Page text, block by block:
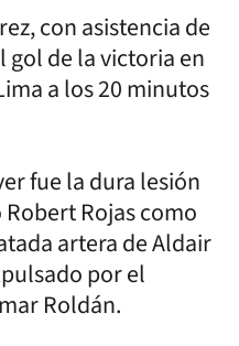
con asistencia de
gol de la victoria en
a los 20 minutos
fue la dura lesión
Rojas como
artera de Aldair
por el
Roldán.